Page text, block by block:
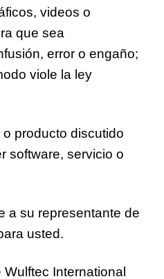
videos o
que sea
error o engaño;
viole la ley
producto discutido
software, servicio o
a su representante de
usted.
International